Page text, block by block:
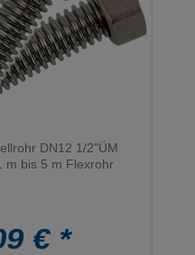
DN12 1/2"ÜM
m bis 5 m Flexrohr
€ *